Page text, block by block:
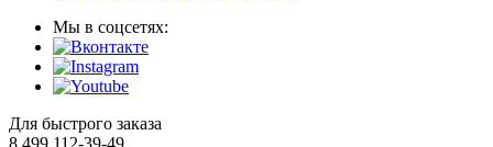
Мы в соцсетях:
Для быстрого заказа
8 499 112-39-49